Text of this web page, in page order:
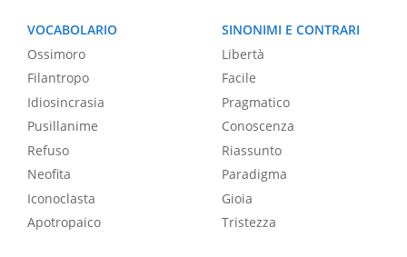
VOCABOLARIO
Ossimoro
Filantropo
Idiosincrasia
Pusillanime
Refuso
Neofita
Iconoclasta
Apotropaico
SINONIMI E CONTRARI
Libertà
Facile
Pragmatico
Conoscenza
Riassunto
Paradigma
Gioia
Tristezza